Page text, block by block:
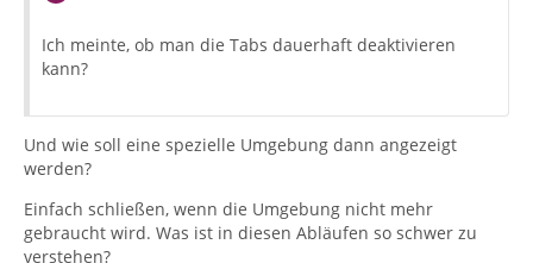
Ich meinte, ob man die Tabs dauerhaft deaktivieren
kann?
Und wie soll eine spezielle Umgebung dann angezeigt
werden?
Einfach schließen, wenn die Umgebung nicht mehr
gebraucht wird. Was ist in diesen Abläufen so schwer zu
verstehen?